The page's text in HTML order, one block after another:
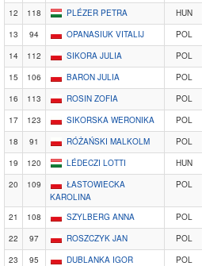
12
118 PLÉZER PETRA HUN
13
94 OPANASIUK VITALIJ POL
14
112 SIKORA JULIA POL
15
106 BARON JULIA POL
16
113 ROSIN ZOFIA POL
17
123 SIKORSKA WERONIKA POL
18
91 RÓŻAŃSKI MALKOLM POL
19
120 LÉDECZI LOTTI HUN
20
109
ŁASTOWIECKA
KAROLINA
POL
21 108 SZYLBERG ANNA POL
22
97 ROSZCZYK JAN POL
23
95 DUBLANKA IGOR POL